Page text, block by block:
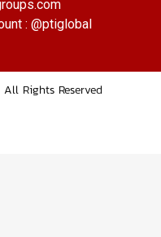
: @ptiglobal
Rights Reserved